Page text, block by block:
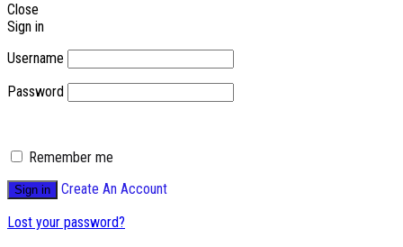
Close
Sign in
Username
Password
Remember me
Sign in
Create An Account
Lost your password?